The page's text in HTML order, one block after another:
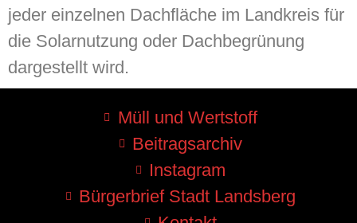
jeder einzelnen Dachfläche im Landkreis für
die Solarnutzung oder Dachbegrünung
dargestellt wird.
Müll und Wertstoff
Beitragsarchiv
Instagram
Bürgerbrief Stadt Landsberg